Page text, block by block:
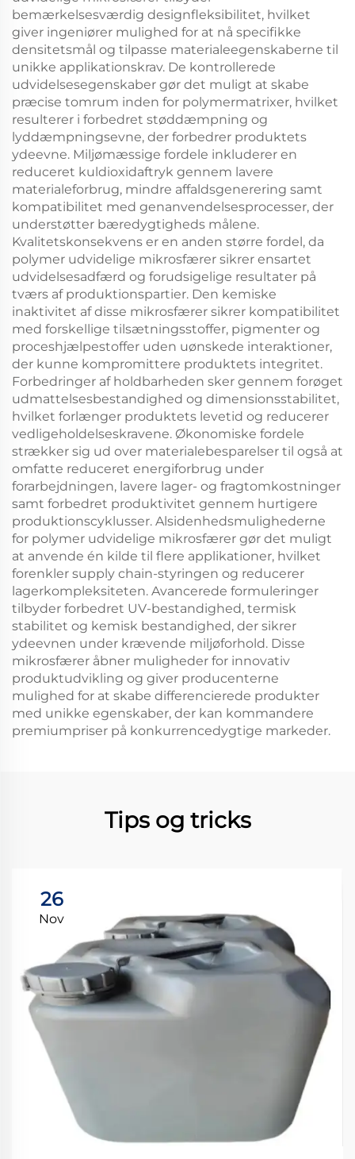
bemærkelsesværdig designfleksibilitet, hvilket
giver ingeniører mulighed for at nå specifikke
densitetsmål og tilpasse materialeegenskaberne til
unikke applikationskrav. De kontrollerede
udvidelsesegenskaber gør det muligt at skabe
præcise tomrum inden for polymermatrixer, hvilket
resulterer i forbedret støddæmpning og
lyddæmpningsevne, der forbedrer produktets
ydeevne. Miljømæssige fordele inkluderer en
reduceret kuldioxidaftryk gennem lavere
materialeforbrug, mindre affaldsgenerering samt
kompatibilitet med genanvendelsesprocesser, der
understøtter bæredygtigheds målene.
Kvalitetskonsekvens er en anden større fordel, da
polymer udvidelige mikrosfærer sikrer ensartet
udvidelsesadfærd og forudsigelige resultater på
tværs af produktionspartier. Den kemiske
inaktivitet af disse mikrosfærer sikrer kompatibilitet
med forskellige tilsætningsstoffer, pigmenter og
proceshjælpestoffer uden uønskede interaktioner,
der kunne kompromittere produktets integritet.
Forbedringer af holdbarheden sker gennem forøget
udmattelsesbestandighed og dimensionsstabilitet,
hvilket forlænger produktets levetid og reducerer
vedligeholdelseskravene. Økonomiske fordele
strækker sig ud over materialebesparelser til også at
omfatte reduceret energiforbrug under
forarbejdningen, lavere lager- og fragtomkostninger
samt forbedret produktivitet gennem hurtigere
produktionscyklusser. Alsidenhedsmulighederne
for polymer udvidelige mikrosfærer gør det muligt
at anvende én kilde til flere applikationer, hvilket
forenkler supply chain-styringen og reducerer
lagerkompleksiteten. Avancerede formuleringer
tilbyder forbedret UV-bestandighed, termisk
stabilitet og kemisk bestandighed, der sikrer
ydeevnen under krævende miljøforhold. Disse
mikrosfærer åbner muligheder for innovativ
produktudvikling og giver producenterne
mulighed for at skabe differencierede produkter
med unikke egenskaber, der kan kommandere
premiumpriser på konkurrencedygtige markeder.
Tips og tricks
26
Nov